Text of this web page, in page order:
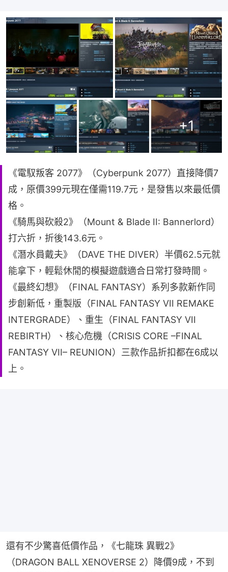
+1
《電馭叛客 2077》（Cyberpunk 2077）直接降價7
成，原價399元現在僅需119.7元，是發售以來最低價
格。
《騎馬與砍殺2》（Mount & Blade II: Bannerlord）
打六折，折後143.6元。
《潛水員戴夫》（DAVE THE DIVER）半價62.5元就
能拿下，輕鬆休閒的模擬遊戲適合日常打發時間。
《最終幻想》（FINAL FANTASY）系列多款新作同
步創新低，重製版（FINAL FANTASY VII REMAKE
INTERGRADE）、重生（FINAL FANTASY VII
REBIRTH）、核心危機（CRISIS CORE –FINAL
FANTASY VII– REUNION）三款作品折扣都在6成以
上。
還有不少驚喜低價作品，《七龍珠 異戰2》
（DRAGON BALL XENOVERSE 2）降價9成，不到